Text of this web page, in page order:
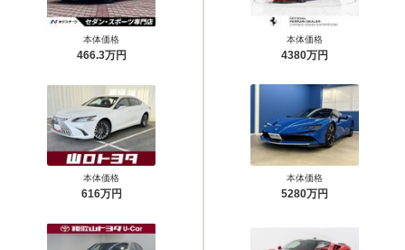
本体価格
466.3万円
本体価格
616万円
本体価格
4380万円
本体価格
5280万円